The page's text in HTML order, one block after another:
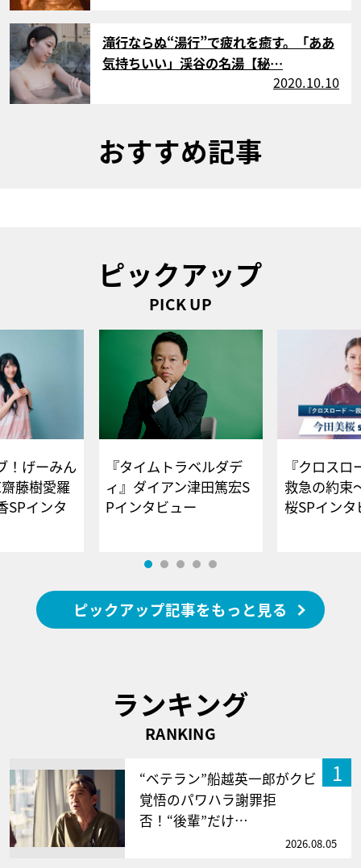
サムネイル
滝行ならぬ“湯行”で疲れを癒す。「ああ
気持ちいい」渓谷の名湯【秘…
2020.10.10
おすすめ記事
ピックアップ
PICK UP
！げーみん
藤樹愛羅
SPインタ
『タイムトラベルダデ
ィ』ダイアン津田篤宏S
Pインタビュー
『クロス
救急の約束
桜SPイ
ピックアップ記事をもっと見る
ランキング
RANKING
1
“ベテラン”船越英一郎がクビ
覚悟のパワハラ謝罪拒
否！“後輩”だけ…
2026.08.05